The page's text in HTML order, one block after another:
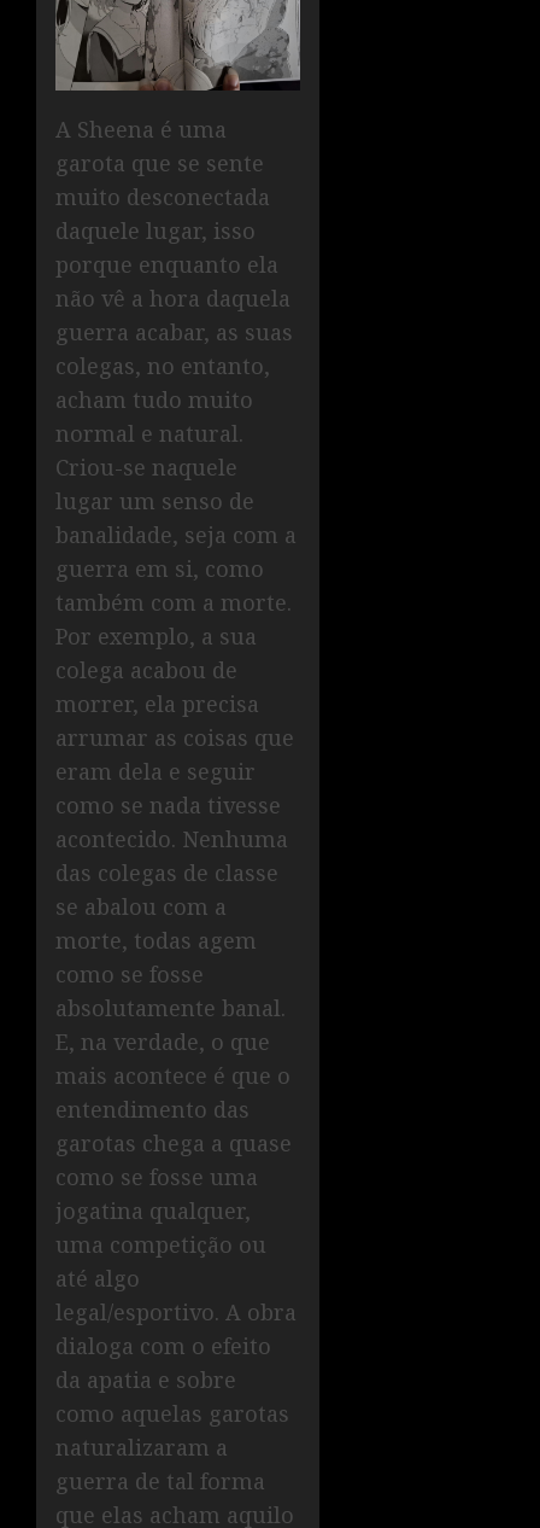
A Sheena é uma
garota que se sente
muito desconectada
daquele lugar, isso
porque enquanto ela
não vê a hora daquela
guerra acabar, as suas
colegas, no entanto,
acham tudo muito
normal e natural.
Criou-se naquele
lugar um senso de
banalidade, seja com a
guerra em si, como
também com a morte.
Por exemplo, a sua
colega acabou de
morrer, ela precisa
arrumar as coisas que
eram dela e seguir
como se nada tivesse
acontecido. Nenhuma
das colegas de classe
se abalou com a
morte, todas agem
como se fosse
absolutamente banal.
E, na verdade, o que
mais acontece é que o
entendimento das
garotas chega a quase
como se fosse uma
jogatina qualquer,
uma competição ou
até algo
legal/esportivo. A obra
dialoga com o efeito
da apatia e sobre
como aquelas garotas
naturalizaram a
guerra de tal forma
que elas acham aquilo